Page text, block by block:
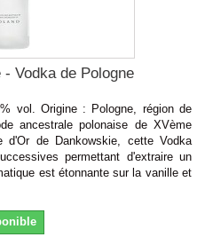
- Vodka de Pologne
vol. Origine : Pologne, région de
ancestrale polonaise de XVème
de Dankowskie, cette Vodka
permettant d'extraire un
est étonnante sur la vanille et